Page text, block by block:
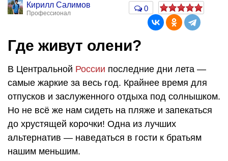
Кирилл Салимов
Профессионал
0
Где живут олени?
В Центральной России последние дни лета —
самые жаркие за весь год. Крайнее время для
отпусков и заслуженного отдыха под солнышком.
Но не всё же нам сидеть на пляже и запекаться
до хрустящей корочки! Одна из лучших
альтернатив — наведаться в гости к братьям
нашим меньшим.